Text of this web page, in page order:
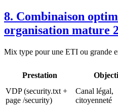
8. Combinaison
organisation mature
Mix type pour une ETI ou grande
Prestation
VDP (security.txt +
page /security)
Canal légal,
citoyenneté